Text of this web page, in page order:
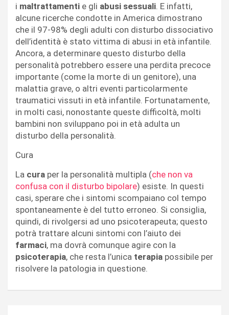
i maltrattamenti e gli abusi sessuali. E infatti,
alcune ricerche condotte in America dimostrano
che il 97-98% degli adulti con disturbo dissociativo
dell’identità è stato vittima di abusi in età infantile.
Ancora, a determinare questo disturbo della
personalità potrebbero essere una perdita precoce
importante (come la morte di un genitore), una
malattia grave, o altri eventi particolarmente
traumatici vissuti in età infantile. Fortunatamente,
in molti casi, nonostante queste difficoltà, molti
bambini non sviluppano poi in età adulta un
disturbo della personalità.
Cura
La cura per la personalità multipla (che non va
confusa con il disturbo bipolare) esiste. In questi
casi, sperare che i sintomi scompaiano col tempo
spontaneamente è del tutto erroneo. Si consiglia,
quindi, di rivolgersi ad uno psicoterapeuta; questo
potrà trattare alcuni sintomi con l’aiuto dei
farmaci, ma dovrà comunque agire con la
psicoterapia, che resta l’unica terapia possibile per
risolvere la patologia in questione.